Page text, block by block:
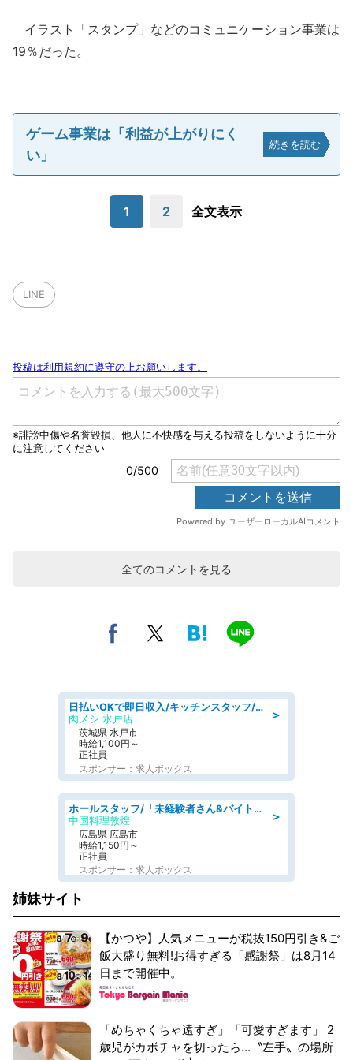
イラスト「スタンプ」などのコミュニケーション事業は
19％だった。
ゲーム事業は「利益が上がりにく
い」
続きを読む
1 2 全文表示
LINE
全てのコメントを見る
＞
日払いOKで即日収入/キッチンスタッフ/「原付免許必須」デリバリー業務など、自己成長可能な幅広い仕事に挑戦!髪型自由&ピアス・ネイルOK/茨城県/水戸市
肉メシ 水戸店
茨城県 水戸市
時給1,100円～
正社員
スポンサー：求人ボックス
＞
ホールスタッフ/「未経験者さん&バイトデビューも大歓迎」残業ほぼなし×1日3時間〜勤務OK!フォロー体制も充実/広島県/広島市南区
中国料理敦煌
広島県 広島市
時給1,150円～
正社員
スポンサー：求人ボックス
姉妹サイト
【かつや】人気メニューが税抜150円引き&ご
飯大盛り無料!お得すぎる「感謝祭」は8月14
日まで開催中。
「めちゃくちゃ遠すぎ」「可愛すぎます」 2
歳児がカボチャを切ったら...〝左手〟の場所